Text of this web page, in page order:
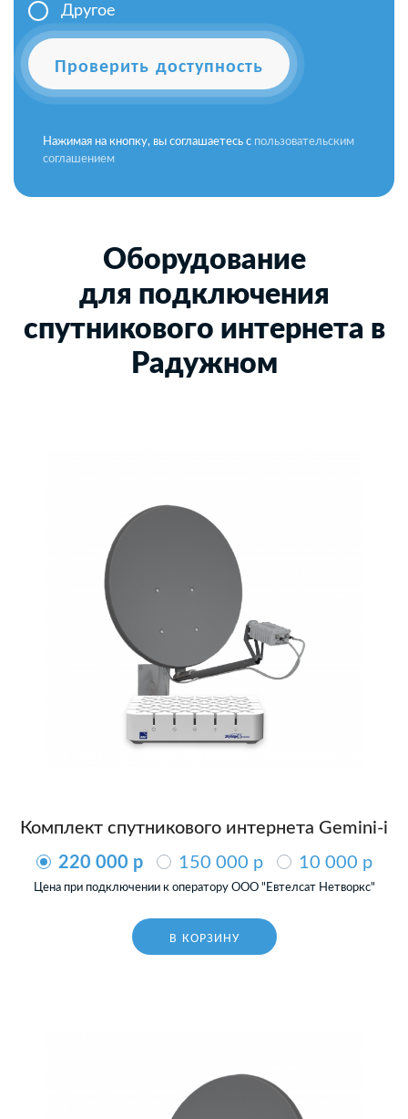
Другое
Проверить доступность
Нажимая на кнопку, вы соглашаетесь с пользовательским
соглашением
Оборудование
для подключения
спутникового интернета в
Радужном
Комплект спутникового интернета Gemini-i
220 000 p
150 000 p 10 000 p
Цена при подключении к оператору ООО "Евтелсат Нетворкс"
В КОРЗИНУ